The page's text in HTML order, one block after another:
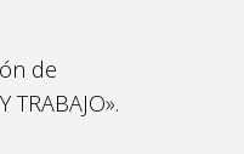
de